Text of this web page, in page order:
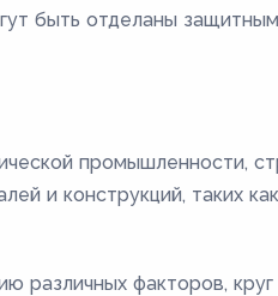
быть отделаны
промышленности,
и конструкций, таких
различных факторов,